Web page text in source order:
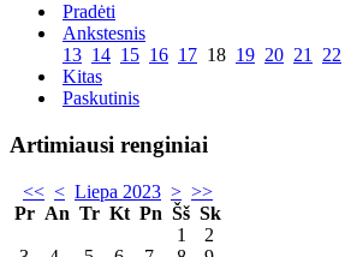
Pradėti
Ankstesnis
13 14 15 16 17 18 19 20 21 22
Kitas
Paskutinis
Artimiausi renginiai
<< < Liepa 2023 > >>
Pr An Tr Kt Pn Šš Sk
1
2